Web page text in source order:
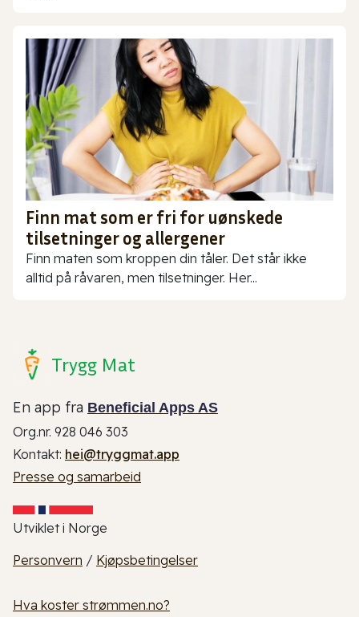
Finn mat som er fri for uønskede
tilsetninger og allergener
Finn maten som kroppen din tåler. Det står ikke
alltid på råvaren, men tilsetninger. Her...
Trygg Mat
En app fra Beneficial Apps AS
Org.nr. 928 046 303
Kontakt: hei@tryggmat.app
Presse og samarbeid
Utviklet i Norge
Personvern / Kjøpsbetingelser
Hva koster strømmen.no?